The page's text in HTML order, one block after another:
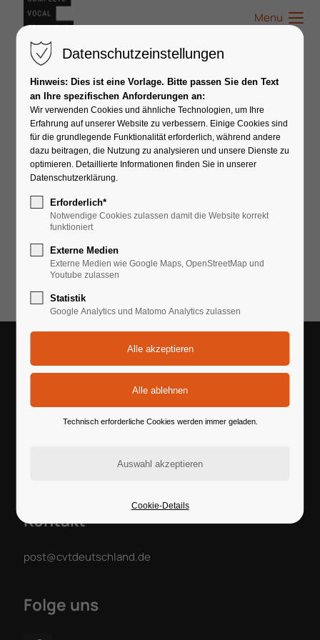
Menu
Benutzername
Passwort
Anmelden
Du bist authorisierter CVT-Coach und willst dich
bei CVT-Deutschland registrieren lassen?
Kontakt
post@cvtdeutschland.de
Folge uns
Datenschutzeinstellungen
Hinweis: Dies ist eine Vorlage. Bitte passen Sie den Text
an Ihre spezifischen Anforderungen an:
Wir verwenden Cookies und ähnliche Technologien, um Ihre
Erfahrung auf unserer Website zu verbessern. Einige Cookies sind
für die grundlegende Funktionalität erforderlich, während andere
dazu beitragen, die Nutzung zu analysieren und unsere Dienste zu
optimieren. Detaillierte Informationen finden Sie in unserer
Datenschutzerklärung.
Erforderlich*
Notwendige Cookies zulassen damit die Website korrekt
funktioniert
Externe Medien
Externe Medien wie Google Maps, OpenStreetMap und
Youtube zulassen
Statistik
Google Analytics und Matomo Analytics zulassen
Technisch erforderliche Cookies werden immer geladen.
Cookie-Details